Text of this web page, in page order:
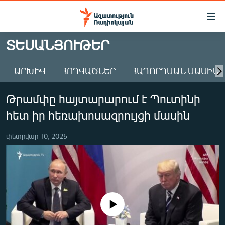
Մատչելիության
Անցնել
հիմնական
Անցնել
հիմնական
մենյուին
Որոնում
ԱԶԱՏՈՒԹՅՈՒՆ TV
ՀԱՅԱՍՏԱՆ
ԸՆՏՐՈՒԹՅՈՒՆՆԵՐ 2026
ԻՐԱՎՈՒՆՔ
ՀԱՍԱՐԱԿՈՒԹՅՈՒՆ
ՏՆՏԵՍՈՒԹՅՈՒՆ
ՂԱՐԱԲԱՂ
ՊԱՏԵՐԱԶՄԻ 6 ՇԱԲԱԹՆԵՐԸ
ՏԱՐԱԾԱՇՐՋԱՆ
ՏԵՍԱՆՅՈՒԹԵՐ
ԱՐԽԻՎ ՀՈԴՎԱԾՆԵՐ ՀԱՂՈՐԴՄԱՆ ՄԱՍԻՆ
Թրամփը հայտարարում է Պուտինի
հետ իր հեռախոսազրույցի մասին
փետրվար 10, 2025
No media source currently available